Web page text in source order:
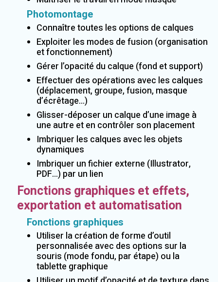
Photomontage
Connaître toutes les options de calques
Exploiter les modes de fusion (organisation
et fonctionnement)
Gérer l’opacité du calque (fond et support)
Effectuer des opérations avec les calques
(déplacement, groupe, fusion, masque
d’écrêtage…)
Glisser-déposer un calque d’une image à
une autre et en contrôler son placement
Imbriquer les calques avec les objets
dynamiques
Imbriquer un fichier externe (Illustrator,
PDF…) par un lien
Fonctions graphiques et effets,
exportation et automatisation
Fonctions graphiques
Utiliser la création de forme d’outil
personnalisée avec des options sur la
souris (mode fondu, par étape) ou la
tablette graphique